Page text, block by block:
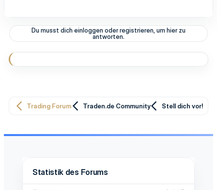
Du musst dich einloggen oder registrieren, um hier zu
antworten.
Trading Forum Traden.de Community Stell dich vor!
Statistik des Forums